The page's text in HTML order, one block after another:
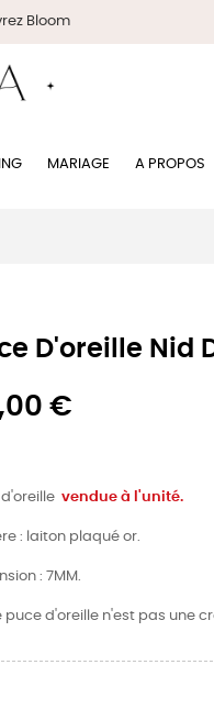
Bloom
MARIAGE A PROPOS
D'oreille Nid
€
d'oreille vendue à l'unité.
: laiton plaqué or.
: 7MM.
puce d'oreille n'est pas une